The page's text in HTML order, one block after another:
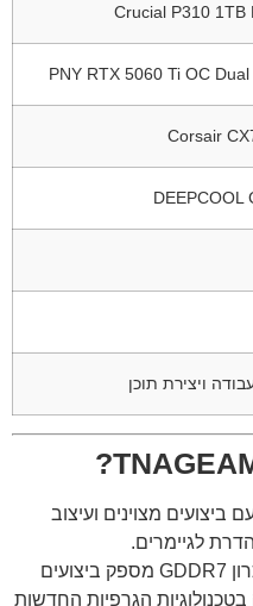
Crucial P310 1TB
PNY RTX 5060 Ti OC
Corsair
DEEPCOOL
ויצירת תוכן
מצוינים ועיצוב
לגיימרים.
כרטיס המסך RTX 5060 Ti עם זיכרון GDDR7 מספק ביצועים
הגרפיות החדשות